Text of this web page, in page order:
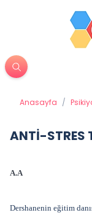
Anasayfa /
ANTİ-STRES
A.A
Dershanenin eğitim